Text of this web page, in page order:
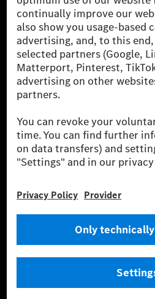
one of the world's most
companies. With Mercedes-
the leading global suppliers of
cars and vans. Mercedes-Benz
financing, leasing, car
fleet management, digital
payment, insurance brokerage,
mobility services.
Learn more
Technical Support Hotline
Do not sell or share my personal